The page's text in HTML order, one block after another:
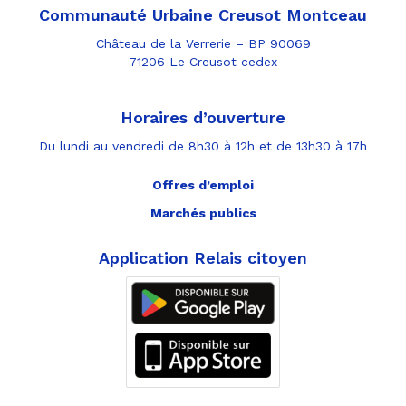
Communauté Urbaine Creusot Montceau
Château de la Verrerie – BP 90069
71206 Le Creusot cedex
Horaires d’ouverture
Du lundi au vendredi de 8h30 à 12h et de 13h30 à 17h
Offres d’emploi
Marchés publics
Application Relais citoyen